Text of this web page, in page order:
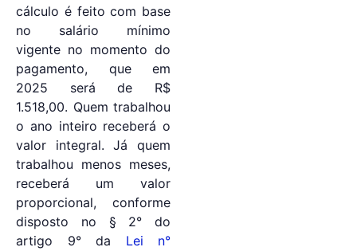
cálculo é feito com base
no salário mínimo
vigente no momento do
pagamento, que em
2025 será de R$
1.518,00. Quem trabalhou
o ano inteiro receberá o
valor integral. Já quem
trabalhou menos meses,
receberá um valor
proporcional, conforme
disposto no § 2° do
artigo 9° da Lei n°